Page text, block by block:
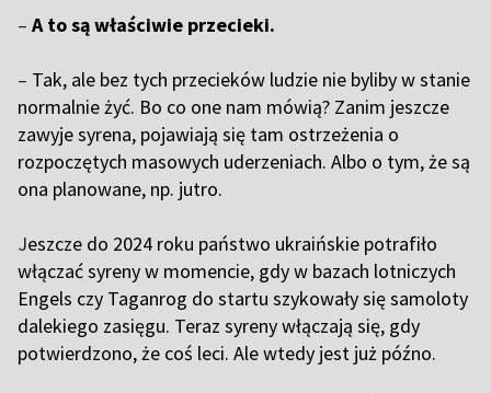
– A to są właściwie przecieki.
– Tak, ale bez tych przecieków ludzie nie byliby w stanie
normalnie żyć. Bo co one nam mówią? Zanim jeszcze
zawyje syrena, pojawiają się tam ostrzeżenia o
rozpoczętych masowych uderzeniach. Albo o tym, że są
ona planowane, np. jutro.
Jeszcze do 2024 roku państwo ukraińskie potrafiło
włączać syreny w momencie, gdy w bazach lotniczych
Engels czy Taganrog do startu szykowały się samoloty
dalekiego zasięgu. Teraz syreny włączają się, gdy
potwierdzono, że coś leci. Ale wtedy jest już późno.